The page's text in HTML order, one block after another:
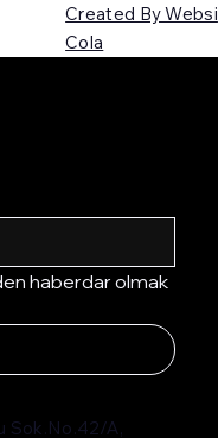
Created By Websi
Cola
haberdar olmak
Sok.No.42/A,